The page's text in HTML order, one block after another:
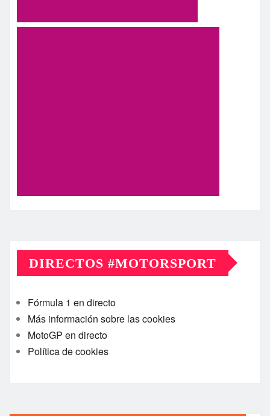
DIRECTOS #MOTORSPORT
Fórmula 1 en directo
Más información sobre las cookies
MotoGP en directo
Política de cookies